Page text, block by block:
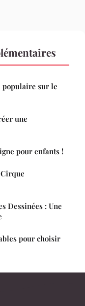
sur le
une
pour enfants !
Dessinées : Une
pour choisir